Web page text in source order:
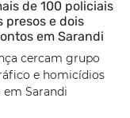
de 100 policiais
presos e dois
em Sarandi
cercam grupo
e homicídios
Sarandi